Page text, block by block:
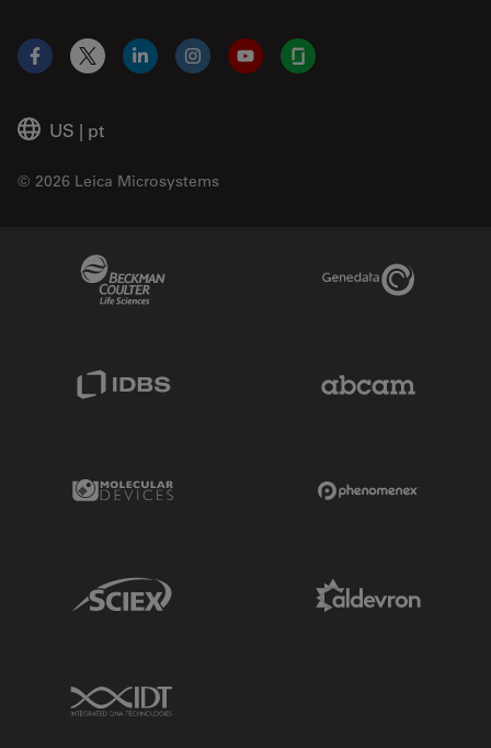
US | pt
© 2026 Leica Microsystems
Facebook
X LinkedInInstagramYouTubeGlassdoor
Genedata Link
Molecular Devices Link
Sciex Link
IDT Link